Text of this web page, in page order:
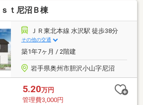
ｔ尼沼Ｂ棟
ＪＲ東北本線 水沢駅 徒歩38分
その他の交通
築1年7ヶ月 / 2階建
岩手県奥州市胆沢小山字尼沼
5.20万円
管理費3,000円